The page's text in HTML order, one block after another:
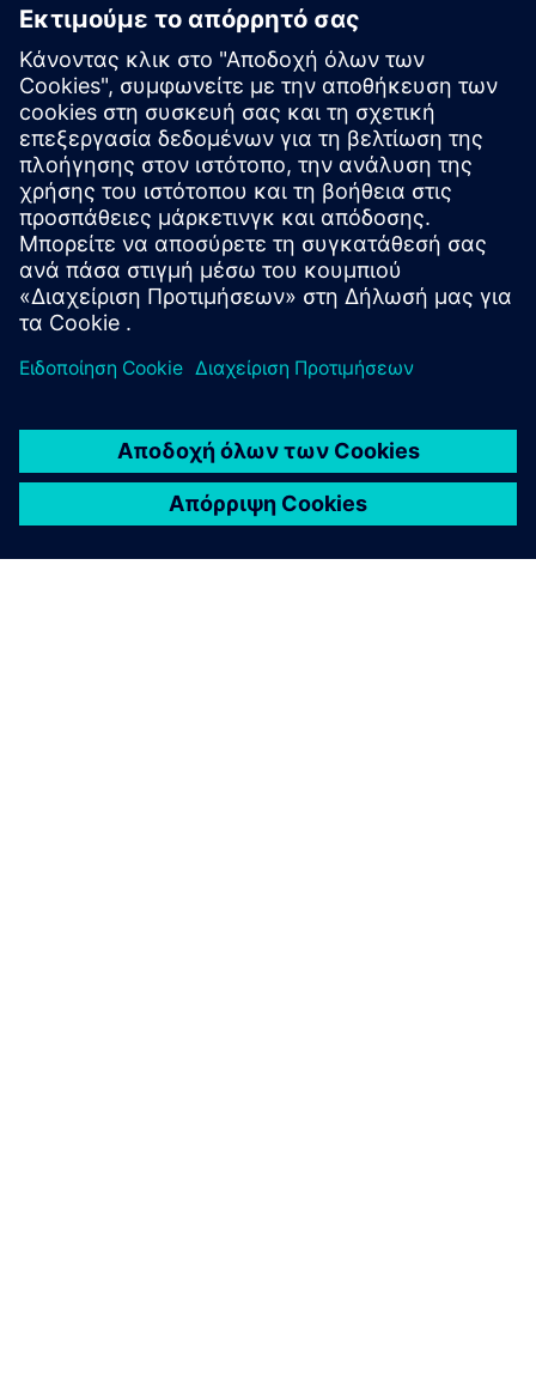
σχετικά προϊόντα
Πρόσθετες πληροφορίες και πόροι
Φυλλάδιο: Θερμοπλαστικοί τρισδιάστατοι εκτυπωτές
χαμηλής περιοχής
Προαπαιτούμενα